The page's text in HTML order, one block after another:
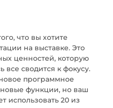
что вы хотите
на выставке. Это
ценностей, которую
все сводится к фокусу.
программное
функции, но ваш
использовать 20 из